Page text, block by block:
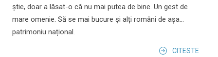
știe, doar a lăsat-o că nu mai putea de bine. Un gest de
mare omenie. Să se mai bucure și alți români de așa...
patrimoniu național.
CITESTE